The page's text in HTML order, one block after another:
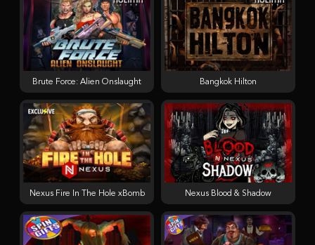
Nexus Blood & Shadow
Nexus Fire In The Hole xBomb
Bangkok Hilton
Brute Force: Alien Onslaught